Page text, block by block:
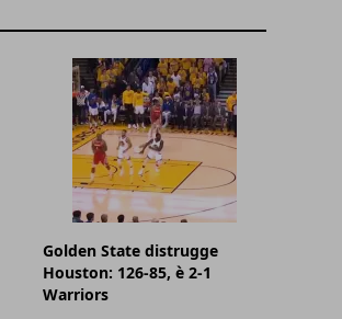
Golden State distrugge
Houston: 126-85, è 2-1
Warriors